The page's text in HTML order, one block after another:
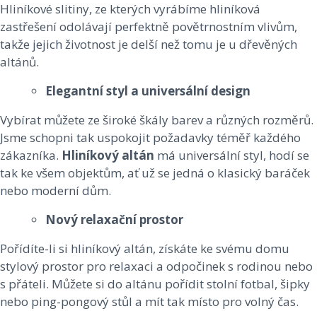
Hliníkové slitiny, ze kterých vyrábíme hliníková
zastřešení odolávají perfektně povětrnostním vlivům,
takže jejich životnost je delší než tomu je u dřevěných
altánů.
Elegantní styl a universální design
Vybírat můžete ze široké škály barev a různých rozměrů.
Jsme schopni tak uspokojit požadavky téměř každého
zákazníka. Hliníkový altán má universální styl, hodí se
tak ke všem objektům, ať už se jedná o klasický baráček
nebo moderní dům.
Nový relaxační prostor
Pořídíte-li si hliníkový altán, získáte ke svému domu
stylový prostor pro relaxaci a odpočinek s rodinou nebo
s přáteli. Můžete si do altánu pořídit stolní fotbal, šipky
nebo ping-pongový stůl a mít tak místo pro volný čas.